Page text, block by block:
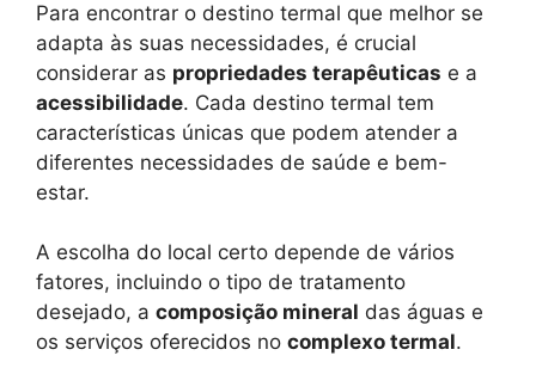
Para encontrar o destino termal que melhor se
adapta às suas necessidades, é crucial
considerar as propriedades terapêuticas e a
acessibilidade. Cada destino termal tem
características únicas que podem atender a
diferentes necessidades de saúde e bem-
estar.
A escolha do local certo depende de vários
fatores, incluindo o tipo de tratamento
desejado, a composição mineral das águas e
os serviços oferecidos no complexo termal.